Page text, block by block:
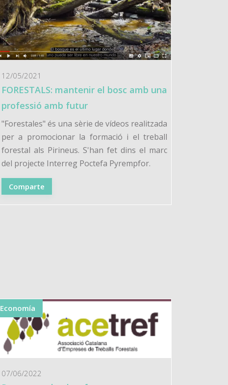
12/05/2021
FORESTALS: mantenir el bosc amb una
professió amb futur
"Forestales" és una sèrie de vídeos realitzada
per a promocionar la formació i el treball
forestal als Pirineus. S'han fet dins el marc
del projecte Interreg Poctefa Pyrempfor.
Comparte
Economía
07/06/2022